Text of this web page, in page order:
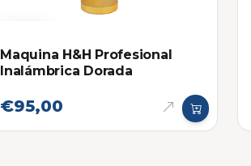
Maquina H&H Profesional
Inalámbrica Dorada
€95,00